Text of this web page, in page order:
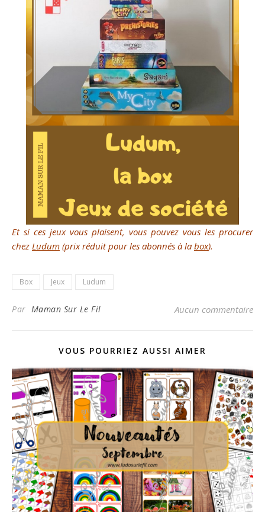
Et si ces jeux vous plaisent, vous pouvez vous les procurer
chez Ludum (prix réduit pour les abonnés à la box).
Box Jeux Ludum
Par Maman Sur Le Fil Aucun commentaire
VOUS POURRIEZ AUSSI AIMER